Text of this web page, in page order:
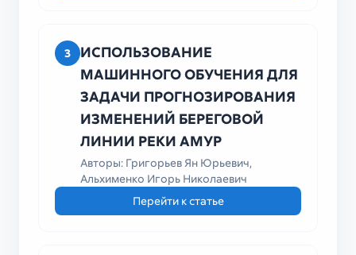
3
ИСПОЛЬЗОВАНИЕ
МАШИННОГО ОБУЧЕНИЯ ДЛЯ
ЗАДАЧИ ПРОГНОЗИРОВАНИЯ
ИЗМЕНЕНИЙ БЕРЕГОВОЙ
ЛИНИИ РЕКИ АМУР
Авторы: Григорьев Ян Юрьевич,
Альхименко Игорь Николаевич
Перейти к статье